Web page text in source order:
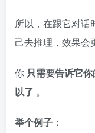
所以，在跟它对话
己去推理，效果会
你 只需要告诉它
以了 。
举个例子：